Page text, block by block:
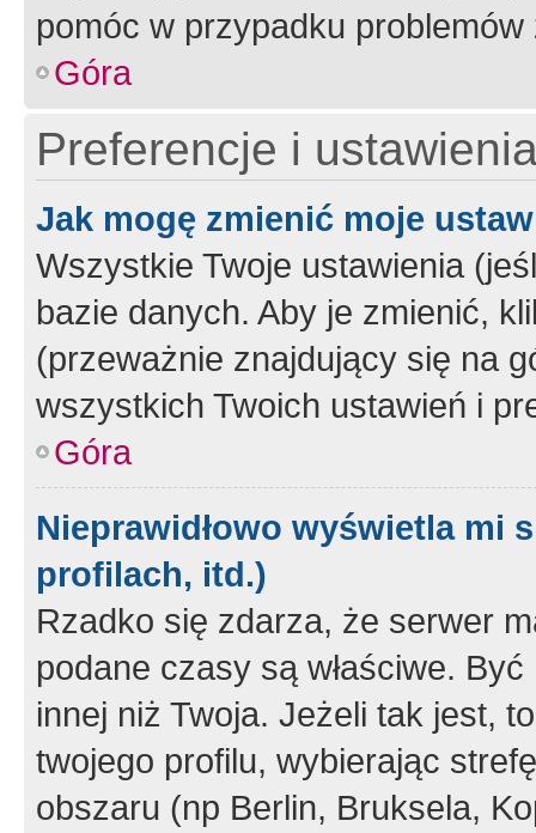
pomóc w przypadku
Góra
Preferencje i
Jak mogę zmienić moje
Wszystkie Twoje ustawienia
bazie danych. Aby je zmienić,
(przeważnie znajdujący się na
wszystkich Twoich ustawień i
Góra
Nieprawidłowo wyświetla mi
profilach, itd.)
Rzadko się zdarza, że serwer
podane czasy są właściwe.
innej niż Twoja. Jeżeli tak jest,
twojego profilu, wybierając
obszaru (np Berlin, Bruksela,